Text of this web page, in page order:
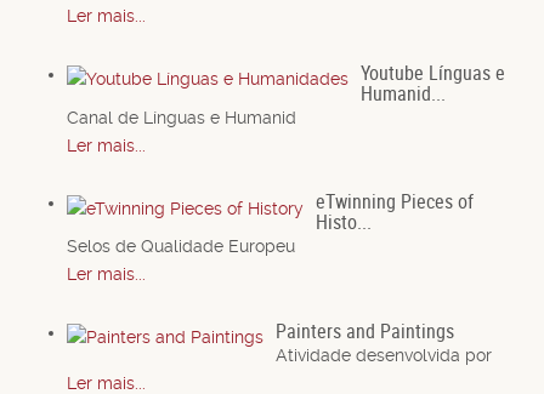
Ler mais...
Youtube Línguas e
Humanid...
Canal de Línguas e Humanid
Ler mais...
eTwinning Pieces of
Histo...
Selos de Qualidade Europeu
Ler mais...
Painters and Paintings
Atividade desenvolvida por
Ler mais...